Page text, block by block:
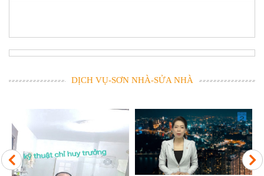
DỊCH VỤ-SƠN NHÀ-SỬA NHÀ